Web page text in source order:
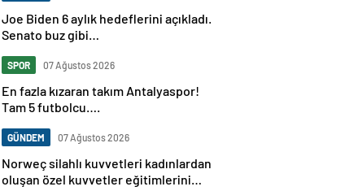
Joe Biden 6 aylık hedeflerini açıkladı.
Senato buz gibi…
SPOR 07 Ağustos 2026
En fazla kızaran takım Antalyaspor!
Tam 5 futbolcu….
GÜNDEM 07 Ağustos 2026
Norweç silahlı kuvvetleri kadınlardan
oluşan özel kuvvetler eğitimlerini